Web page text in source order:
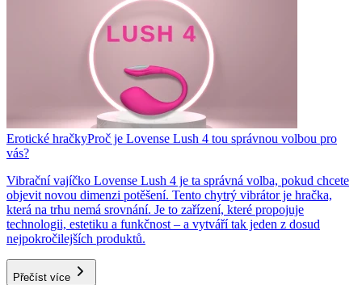
Erotické hračkyProč je Lovense Lush 4 tou správnou volbou pro
vás?
Vibrační vajíčko Lovense Lush 4 je ta správná volba, pokud chcete
objevit novou dimenzi potěšení. Tento chytrý vibrátor je hračka,
která na trhu nemá srovnání. Je to zařízení, které propojuje
technologii, estetiku a funkčnost – a vytváří tak jeden z dosud
nejpokročilejších produktů.
Přečíst více